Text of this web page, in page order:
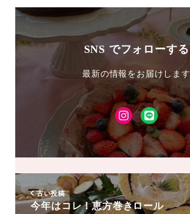
SNS でフォローする
最新の情報をお届けします
Instagram
LINE
友
達
追
加
古い投稿
今年はコレ！恵方巻きロール